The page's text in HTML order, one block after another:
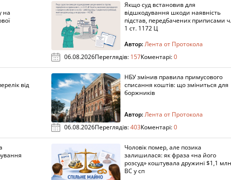
на
Якщо суд встановив для
відшкодування шкоди наявність
підстав, передбачених приписами ч.
1 ст. 1172 Ц
Автор:Лента от Протокола
06.08.2026Переглядів: 157Коментарі:0
від
НБУ змінив правила примусового
списання коштів: що зміниться для
боржників
Автор:Лента от Протокола
06.08.2026Переглядів:403Коментарі:0
Чоловік помер, але позика
залишилася: як фраза «на його
розсуд» коштувала дружині $1,1
ВС у сп